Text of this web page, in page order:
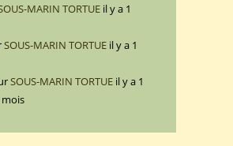
MARIN TORTUE il y a 1
SOUS-MARIN TORTUE il y a 1
SOUS-MARIN TORTUE il y a 1